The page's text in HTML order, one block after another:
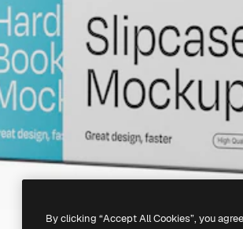
By clicking “Accept All Cookies”, you